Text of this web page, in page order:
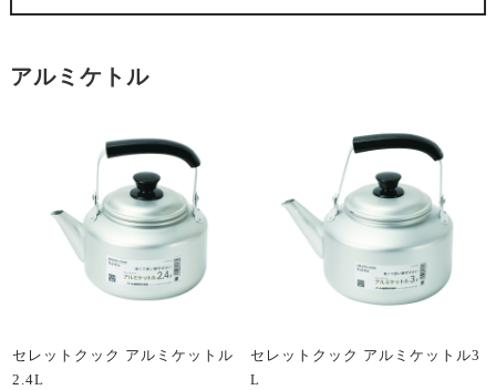
アルミケトル
セレットクック アルミケットル
2.4L
セレットクック アルミケットル3
L